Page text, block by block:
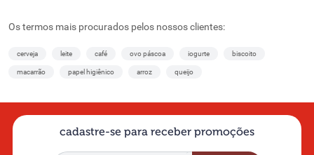
Os termos mais procurados pelos nossos clientes:
cerveja leite café ovo páscoa iogurte biscoito
macarrão papel higiênico arroz queijo
cadastre-se para receber promoções